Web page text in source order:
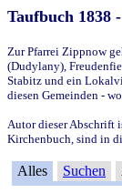
Taufbuch 1838
Zur Pfarrei Zippnow
(Dudylany),
Stabitz und ein
diesen Gemeinden -
Autor dieser Abschrift
Kirchenbuch, sind in
Alles Suchen